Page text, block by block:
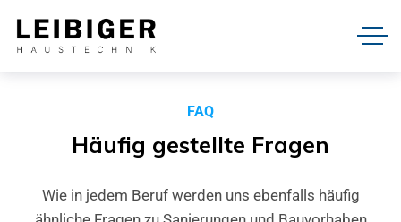
FAQ
Häufig gestellte Fragen
Wie in jedem Beruf werden uns ebenfalls häufig